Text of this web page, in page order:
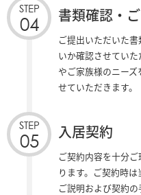
STEP
04 書類確認・
ご提出いただいた
いか確認させてい
やご家族様のニー
せていただきます。
STEP
05 入居契約
ご契約内容を十分
ります。ご契約時
ご説明および契約